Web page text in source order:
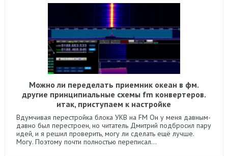
Можно ли переделать приемник океан в фм.
другие принципиальные схемы fm конвертеров.
итак, приступаем к настройке
Вдумчивая перестройка блока УКВ на FM Он у меня давным-
давно был перестроен, но читатель Дмитрий подбросил пару
идей, и я решил проверить, могу ли сделать ещё лучше.
Могу. Поэтому почти полностью переписал...